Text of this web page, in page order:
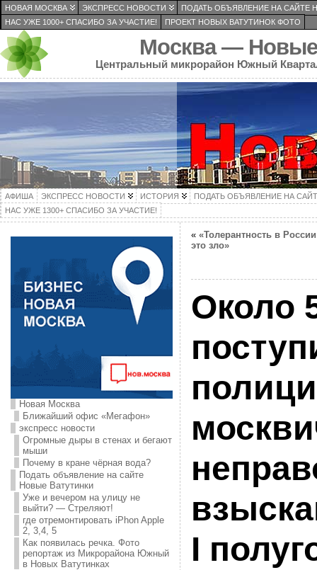
НОВАЯ МОСКВА ЭКСПРЕСС НОВОСТИ
ПОДАТЬ ОБЪЯВЛЕНИЕ НА САЙТЕ
НАС УЖЕ 1000+ СПАСИБО ЗА УЧАСТИЕ!
ПРОЕКТ НОВЫХ ВАТУТИНОК ФОТО
Москва — Новые
Центральный микрорайон Южный
АФИША ЭКСПРЕСС НОВОСТИ ИСТОРИЯ
ПОДАТЬ ОБЪЯВЛЕНИЕ НА
НАС УЖЕ 1300+ СПАСИБО ЗА УЧАСТИЕ!
Новая Москва
Ближайший офис «Мегафон»
экспресс новости
Огромные дыры в стенах и бегают
мыши
Почему в кране чёрная вода?
Подать объявление на сайте
Новые Ватутинки
Уже и вечером на улицу не
выйти? — Стреляют!
где отремонтировать iPhon Apple
2, 3,4, 5
Как появилась речка. Фото
репортаж из Микрорайона Южный
в Новых Ватутинках
« «Толерантность в
это зло»
Около
I